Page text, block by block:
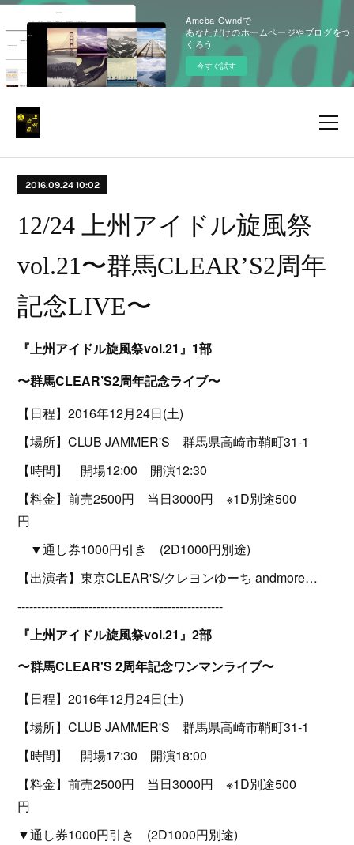
Ameba Owndで
あなただけのホームページやブログをつ
くろう
今すぐ試す
2016.09.24 10:02
12/24 上州アイドル旋風祭
vol.21〜群馬CLEAR’S2周年
記念LIVE〜
『上州アイドル旋風祭vol.21』1部
〜群馬CLEAR’S2周年記念ライブ〜
【日程】2016年12月24日(土)
【場所】CLUB JAMMER'S 群馬県高崎市鞘町31-1
【時間】 開場12:00 開演12:30
【料金】前売2500円 当日3000円 ※1D別途500
円
▼通し券1000円引き (2D1000円別途)
【出演者】東京CLEAR'S/クレヨンゆーち andmore…
----------------------------------------------------
『上州アイドル旋風祭vol.21』2部
〜群馬CLEAR'S 2周年記念ワンマンライブ〜
【日程】2016年12月24日(土)
【場所】CLUB JAMMER'S 群馬県高崎市鞘町31-1
【時間】 開場17:30 開演18:00
【料金】前売2500円 当日3000円 ※1D別途500
円
▼通し券1000円引き (2D1000円別途)